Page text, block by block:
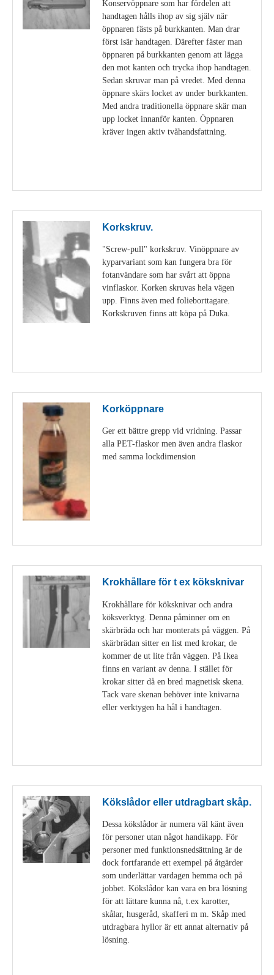
Konservöppnare som har fördelen att
handtagen hålls ihop av sig själv när
öppnaren fästs på burkkanten. Man drar
först isär handtagen. Därefter fäster man
öppnaren på burkkanten genom att lägga
den mot kanten och trycka ihop handtagen.
Sedan skruvar man på vredet. Med denna
öppnare skärs locket av under burkkanten.
Med andra traditionella öppnare skär man
upp locket innanför kanten. Öppnaren
kräver ingen aktiv tvåhandsfattning.
Korkskruv.
"Screw-pull" korkskruv. Vinöppnare av
kyparvariant som kan fungera bra för
fotanvändare som har svårt att öppna
vinflaskor. Korken skruvas hela vägen
upp. Finns även med folieborttagare.
Korkskruven finns att köpa på Duka.
Korköppnare
Ger ett bättre grepp vid vridning. Passar
alla PET-flaskor men även andra flaskor
med samma lockdimension
Krokhållare för t ex köksknivar
Krokhållare för köksknivar och andra
köksverktyg. Denna påminner om en
skärbräda och har monterats på väggen. På
skärbrädan sitter en list med krokar, de
kommer de ut lite från väggen. På Ikea
finns en variant av denna. I stället för
krokar sitter då en bred magnetisk skena.
Tack vare skenan behöver inte knivarna
eller verktygen ha hål i handtagen.
Kökslådor eller utdragbart skåp.
Dessa kökslådor är numera väl känt även
för personer utan något handikapp. För
personer med funktionsnedsättning är de
dock fortfarande ett exempel på åtgärder
som underlättar vardagen hemma och på
jobbet. Kökslådor kan vara en bra lösning
för att lättare kunna nå, t.ex karotter,
skålar, husgeråd, skafferi m m. Skåp med
utdragbara hyllor är ett annat alternativ på
lösning.